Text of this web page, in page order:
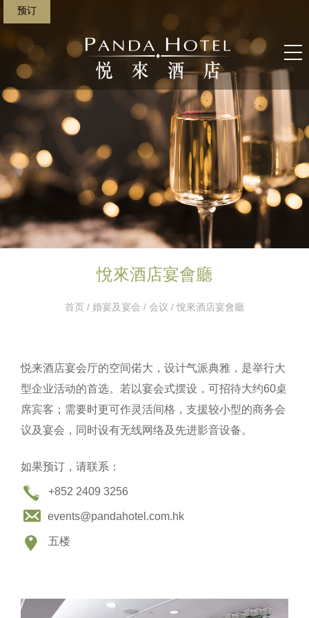
预订
悅來酒店宴會廳
首页 / 婚宴及宴会 / 会议 / 悅來酒店宴會廳
悦来酒店宴会厅的空间偌大，设计气派典雅，是举行大
型企业活动的首选。若以宴会式摆设，可招待大约60桌
席宾客；需要时更可作灵活间格，支援较小型的商务会
议及宴会，同时设有无线网络及先进影音设备。
如果预订，请联系：
+852 2409 3256
events@pandahotel.com.hk
五楼